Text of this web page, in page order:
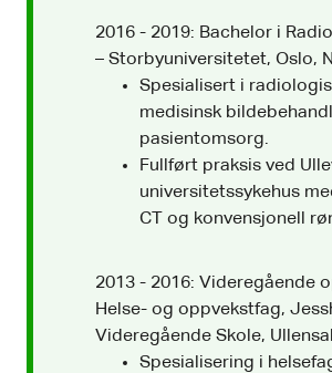
2016 - 2019: Bachelor i
– Storbyuniversitetet, Oslo,
Spesialisert i
medisinsk
pasientomsorg.
Fullført praksis ved
universitetssykehus
CT og konvensjonell
2013 - 2016: Videregående
Helse- og oppvekstfag,
Videregående Skole,
Spesialisering i